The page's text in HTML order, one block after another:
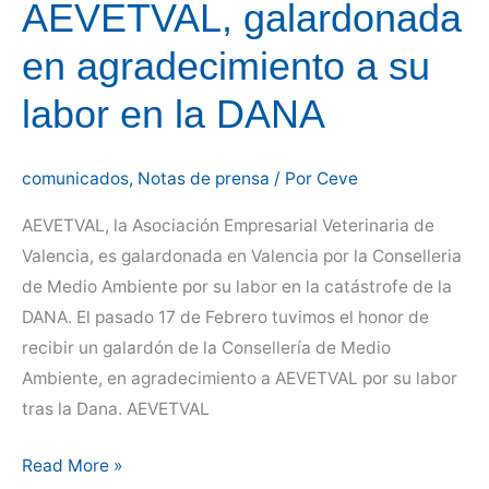
AEVETVAL, galardonada
en agradecimiento a su
labor en la DANA
comunicados, Notas de prensa / Por Ceve
AEVETVAL, la Asociación Empresarial Veterinaria de
Valencia, es galardonada en Valencia por la Conselleria
de Medio Ambiente por su labor en la catástrofe de la
DANA. El pasado 17 de Febrero tuvimos el honor de
recibir un galardón de la Consellería de Medio
Ambiente, en agradecimiento a AEVETVAL por su labor
tras la Dana. AEVETVAL
AEVETVAL,
Read More »